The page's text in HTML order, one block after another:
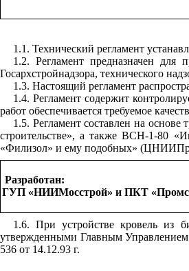
1.1. Технический регламент
1.2. Регламент предназначен для
Госархстройнадзора, технического
1.3. Настоящий регламент
1.4. Регламент содержит
работ обеспечивается требуемое
1.5. Регламент составлен на основе
строительстве», а также ВСН-1-80
«Филизол» и ему подобных»
Разработан:
ГУП «НИИМосстрой» и ПКТ
1.6. При устройстве кровель из
утвержденными Главным
536 от 14.12.93 г.